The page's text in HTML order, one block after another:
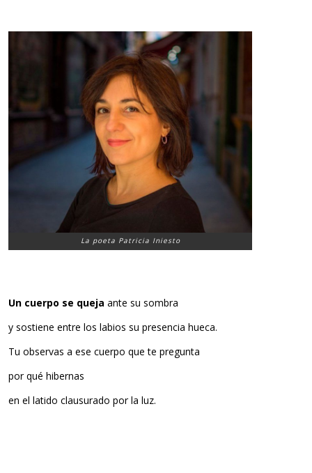
La poeta Patricia Iniesto
Un cuerpo se queja ante su sombra
y sostiene entre los labios su presencia hueca.
Tu observas a ese cuerpo que te pregunta
por qué hibernas
en el latido clausurado por la luz.